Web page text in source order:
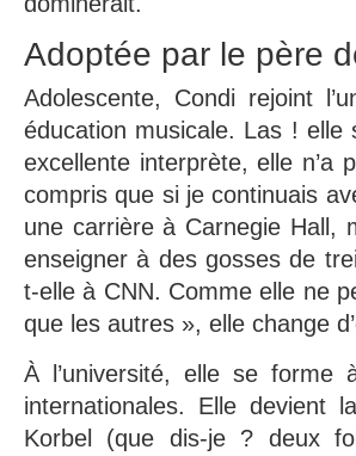
Adoptée par le père
Adolescente, Condi rejoint
éducation musicale. Las !
excellente interprète, elle n’a
compris que si je continuais
une carrière à Carnegie Hall,
enseigner à des gosses de
t-elle à CNN. Comme elle ne
que les autres », elle change
À l’université, elle se forme
internationales. Elle devient
Korbel (que dis-je ? deux